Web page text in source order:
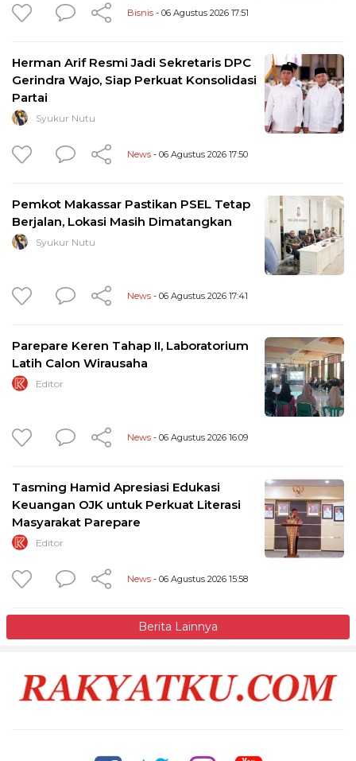
Bisnis - 06 Agustus 2026 17:51
Herman Arif Resmi Jadi Sekretaris DPC
Gerindra Wajo, Siap Perkuat Konsolidasi
Partai
Syukur Nutu
News - 06 Agustus 2026 17:50
Pemkot Makassar Pastikan PSEL Tetap
Berjalan, Lokasi Masih Dimatangkan
Syukur Nutu
News - 06 Agustus 2026 17:41
Parepare Keren Tahap II, Laboratorium
Latih Calon Wirausaha
Editor
News - 06 Agustus 2026 16:09
Tasming Hamid Apresiasi Edukasi
Keuangan OJK untuk Perkuat Literasi
Masyarakat Parepare
Editor
News - 06 Agustus 2026 15:58
Berita Lainnya